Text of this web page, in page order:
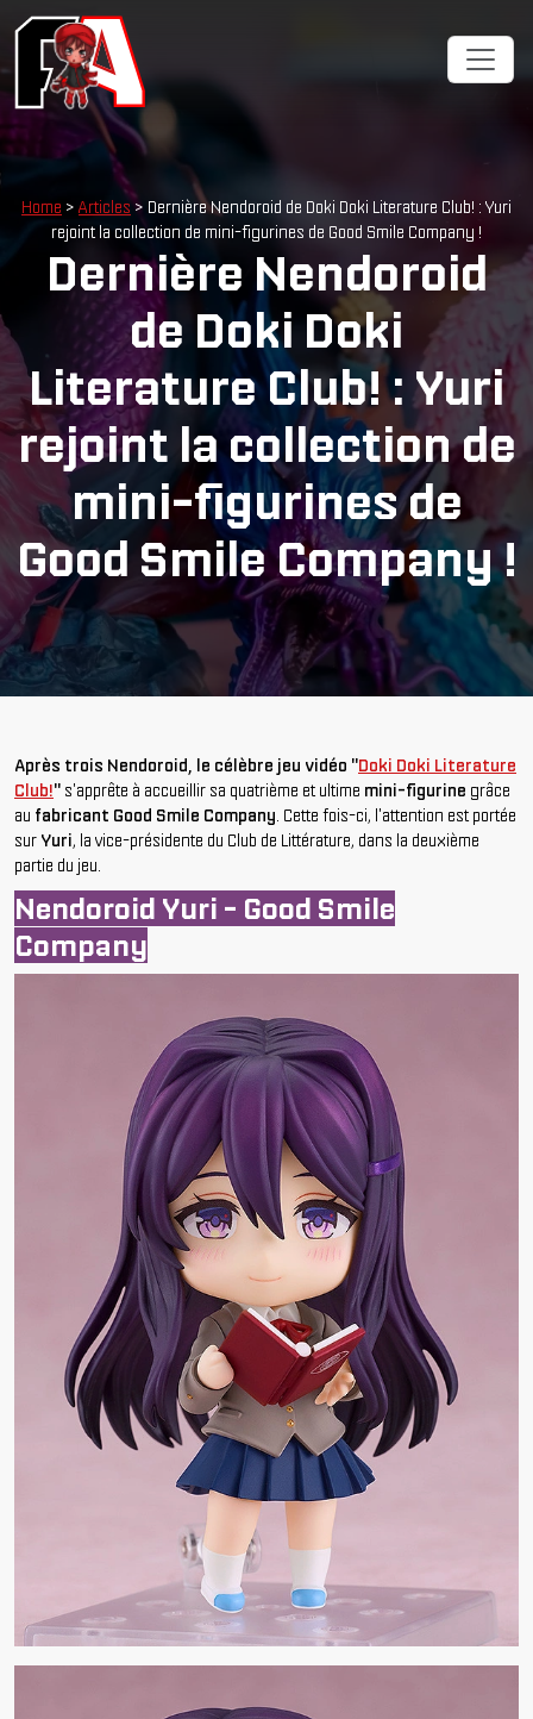
Home > Articles> Dernière Nendoroid de Doki Doki Literature Club! : Yuri
rejoint la collection de mini-figurines de Good Smile Company !
Dernière Nendoroid
de Doki Doki
Literature Club! : Yuri
rejoint la collection de
mini-figurines de
Good Smile Company !
Après trois Nendoroid, le célèbre jeu vidéo "Doki Doki Literature
Club!" s'apprête à accueillir sa quatrième et ultime mini-figurine grâce
au fabricant Good Smile Company. Cette fois-ci, l'attention est portée
sur Yuri, la vice-présidente du Club de Littérature, dans la deuxième
partie du jeu.
Nendoroid Yuri - Good Smile
Company